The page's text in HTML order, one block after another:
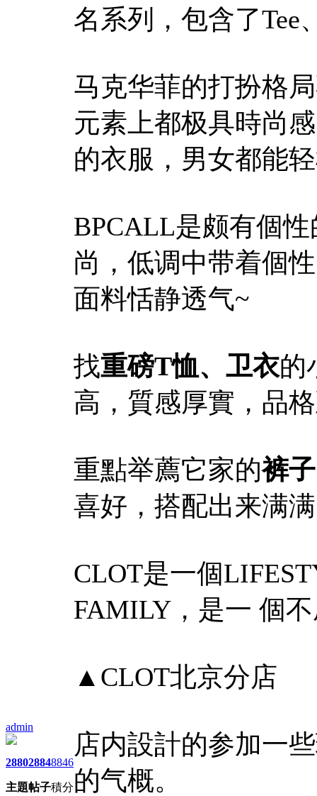
admin
2880
主題
2884
帖子
8846
積分
名系列，包含了Tee
马克华菲的打扮格
元素上都极具時尚
的衣服，男女都能
BPCALL是颇有個
尚，低调中带着個
面料恬静透气~
找重磅T恤、卫衣的
高，質感厚實，品
重點举薦它家的裤子
喜好，搭配出来满
CLOT是一個
FAMILY，是一 個
▲CLOT北京分店
店内設計的参加一
的气概。